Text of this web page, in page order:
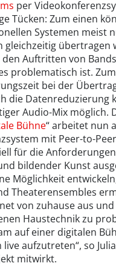
per
Tücken: Zum einen
Systemen meist
gleichzeitig übertragen
den Auftritten von
problematisch ist.
bei der
die Datenreduzierung
Audio-Mix möglich.
Bühne“ arbeitet nun
mit Peer-to-
für die
bildender Kunst
Möglichkeit
Theaterensembles
von zuhause aus
Haustechnik zu
auf einer digitalen
live aufzutreten“, so
mitwirkt.